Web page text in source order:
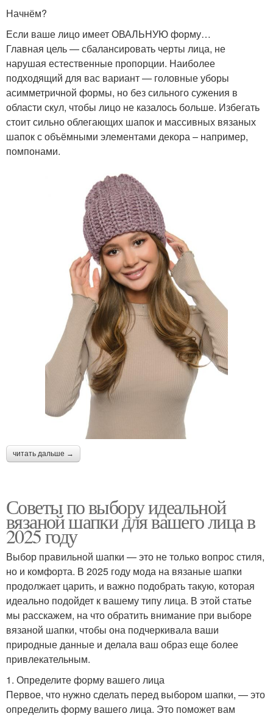
Начнём?
Если ваше лицо имеет ОВАЛЬНУЮ форму…
Главная цель — сбалансировать черты лица, не
нарушая естественные пропорции. Наиболее
подходящий для вас вариант — головные уборы
асимметричной формы, но без сильного сужения в
области скул, чтобы лицо не казалось больше. Избегать
стоит сильно облегающих шапок и массивных вязаных
шапок с объёмными элементами декора – например,
помпонами.
читать дальше →
Советы по выбору идеальной
вязаной шапки для вашего лица в
2025 году
Выбор правильной шапки — это не только вопрос стиля,
но и комфорта. В 2025 году мода на вязаные шапки
продолжает царить, и важно подобрать такую, которая
идеально подойдет к вашему типу лица. В этой статье
мы расскажем, на что обратить внимание при выборе
вязаной шапки, чтобы она подчеркивала ваши
природные данные и делала ваш образ еще более
привлекательным.
1. Определите форму вашего лица
Первое, что нужно сделать перед выбором шапки, — это
определить форму вашего лица. Это поможет вам